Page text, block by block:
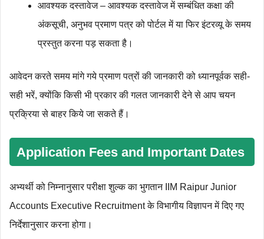
आवश्यक दस्तावेज – आवश्यक दस्तावेज में सम्बंधित कक्षा की
अंकसूची, अनुभव प्रमाण पत्र को पोर्टल में या फिर इंटरव्यू के समय
प्रस्तुत करना पड़ सकता है।
आवेदन करते समय मांगे गये प्रमाण पत्रों की जानकारी को ध्यानपूर्वक सही-
सही भरें, क्योंकि किसी भी प्रकार की गलत जानकारी देने से आप चयन
प्रक्रिया से बाहर किये जा सकते हैं।
Application Fees and Important Dates
अभ्यर्थी को निम्‍नानुसार परीक्षा शुल्‍क का भुगतान IIM Raipur Junior
Accounts Executive Recruitment के विभागीय विज्ञापन में दिए गए
निर्देशानुसार करना होगा।